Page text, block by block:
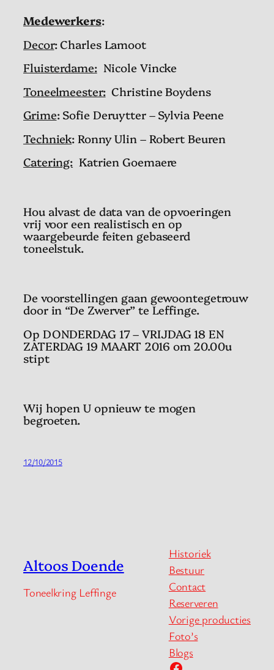
Medewerkers:
Decor: Charles Lamoot
Fluisterdame:Nicole Vincke
Toneelmeester:Christine Boydens
Grime: Sofie Deruytter – Sylvia Peene
Techniek: Ronny Ulin – Robert Beuren
Catering: Katrien Goemaere
Hou alvast de data van de opvoeringen
vrij voor een realistisch en op
waargebeurde feiten gebaseerd
toneelstuk.
De voorstellingen gaan gewoontegetrouw
door in “De Zwerver” te Leffinge.
Op DONDERDAG 17 – VRIJDAG 18 EN
ZATERDAG 19 MAART 2016 om 20.00u
stipt
Wij hopen U opnieuw te mogen
begroeten.
12/10/2015
Altoos Doende
Toneelkring Leffinge
Historiek
Bestuur
Contact
Reserveren
Vorige producties
Foto’s
Blogs